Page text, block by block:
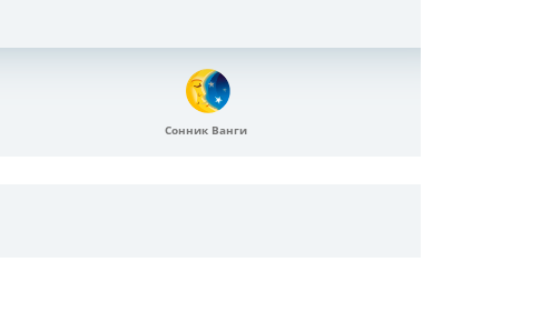
Сонник Ванги